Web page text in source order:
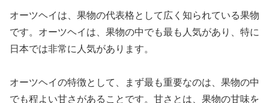
オーツヘイは、果物の代表格として広く知られている果物
です。オーツヘイは、果物の中でも最も人気があり、特に
日本では非常に人気があります。
オーツヘイの特徴として、まず最も重要なのは、果物の中
でも程よい甘さがあることです。甘さとは、果物の甘味を